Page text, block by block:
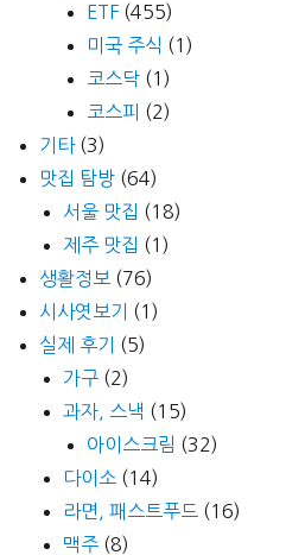
ETF (455)
미국 주식 (1)
코스닥 (1)
코스피 (2)
기타(3)
맛집 탐방 (64)
서울 맛집 (18)
제주 맛집 (1)
생활정보 (76)
시사엿보기
(1)
실제 후기
(5)
가구 (2)
과자, 스낵 (15)
아이스크림 (32)
다이소 (14)
라면, 패스트푸드 (16)
맥주 (8)